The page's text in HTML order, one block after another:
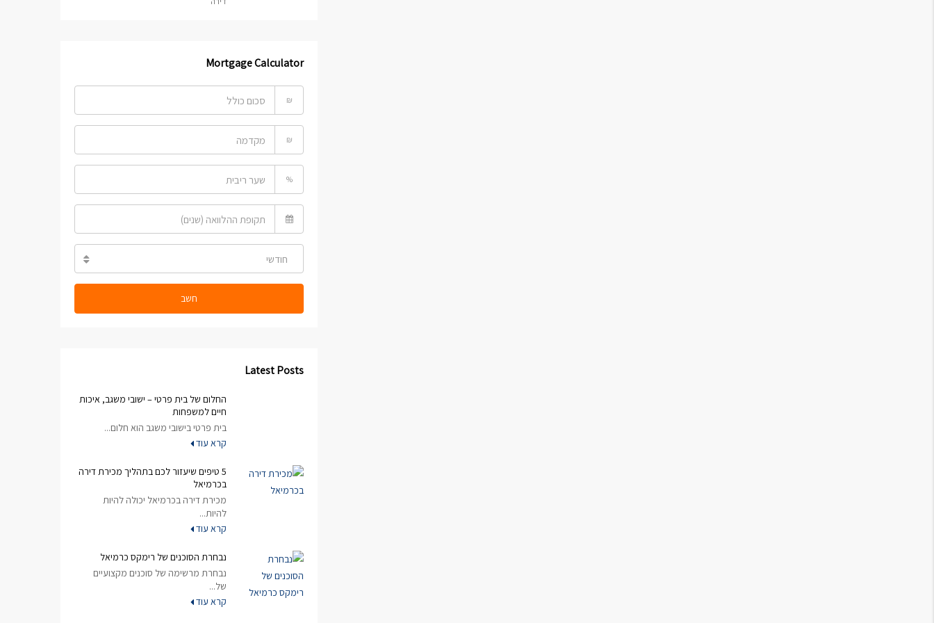
Mortgage Calculator
₪
₪
%
חודשי
חשב
Latest Posts
החלום של בית פרטי – ישובי משגב, איכות
חיים למשפחות
בית פרטי בישובי משגב הוא חלום...
קרא עוד
5 טיפים שיעזור לכם בתהליך מכירת דירה
בכרמיאל
מכירת דירה בכרמיאל יכולה להיות
להיות...
קרא עוד
נבחרת הסוכנים של רימקס כרמיאל
נבחרת מרשימה של סוכנים מקצועיים
של...
קרא עוד